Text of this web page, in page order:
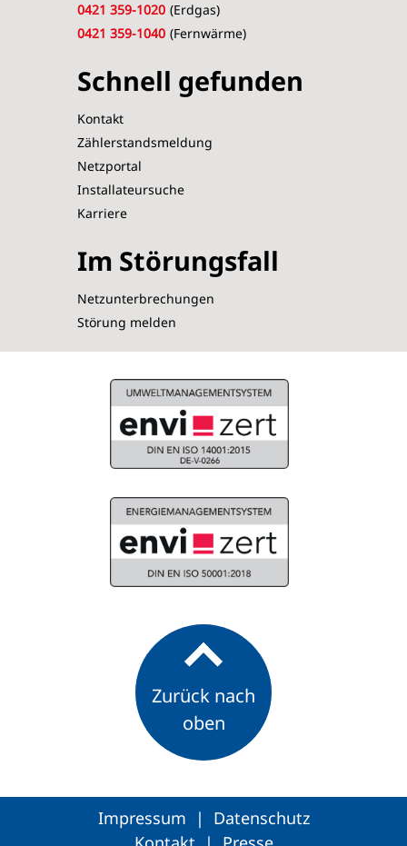
0421 359-1020 (Erdgas)
0421 359-1040 (Fernwärme)
Schnell gefunden
Kontakt
Zählerstandsmeldung
Netzportal
Installateursuche
Karriere
Im Störungsfall
Netzunterbrechungen
Störung melden
Zurück nach
oben
Impressum |
Datenschutz